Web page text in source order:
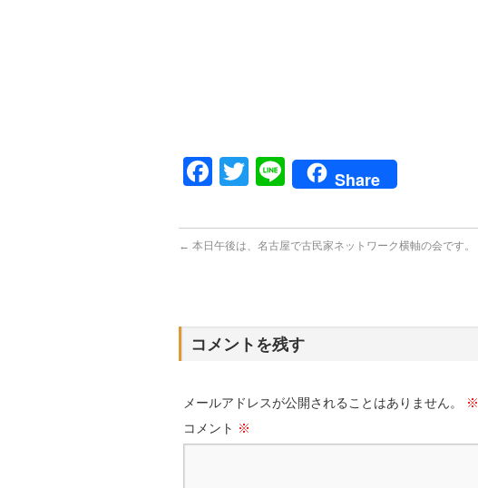
Facebook
Twitter
LineShare
← 本日午後は、名古屋で古民家ネットワーク横軸の会です。
コメントを残す
メールアドレスが公開されることはありません。 ※
コメント ※